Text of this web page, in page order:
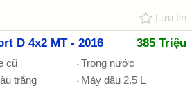
Lưu tin
D 4x2 MT - 2016 385 Triệu
cũ
Trong nước
trắng
Máy dầu 2.5 L